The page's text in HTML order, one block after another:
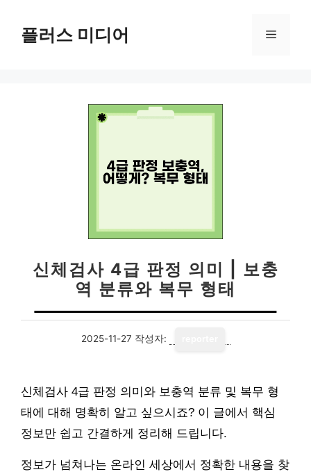
플러스 미디어 메
신체검사 4급 판정 의미 | 보충
역 분류와 복무 형태
2025-11-27 작성자:
신체검사 4급 판정 의미와 보충역 분류 및 복무 형
태에 대해 명확히 알고 싶으시죠? 이 글에서 핵심
정보만 쉽고 간결하게 정리해 드립니다.
정보가 넘쳐나는 온라인 세상에서 정확한 내용을 찾